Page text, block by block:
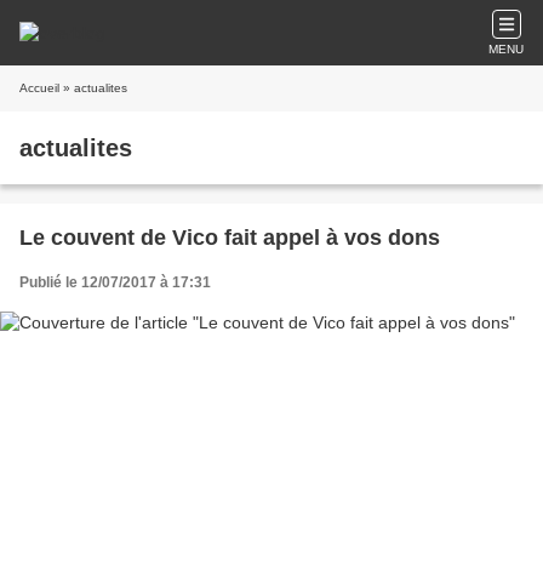
MENU
Accueil » actualites
actualites
Le couvent de Vico fait appel à vos dons
Publié le 12/07/2017 à 17:31